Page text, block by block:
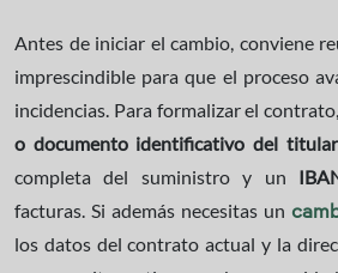
Antes de iniciar el cambio, conviene
imprescindible para que el proceso
incidencias. Para formalizar el
o documento identificativo del titular
completa del suministro y un
facturas. Si además necesitas un
los datos del contrato actual y la